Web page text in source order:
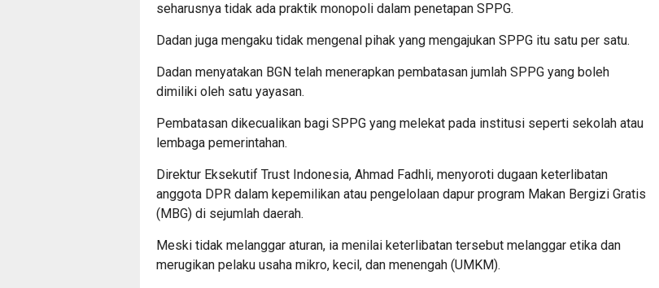
seharusnya tidak ada praktik monopoli dalam penetapan SPPG.
Dadan juga mengaku tidak mengenal pihak yang mengajukan SPPG itu satu per satu.
Dadan menyatakan BGN telah menerapkan pembatasan jumlah SPPG yang boleh
dimiliki oleh satu yayasan.
Pembatasan dikecualikan bagi SPPG yang melekat pada institusi seperti sekolah atau
lembaga pemerintahan.
Direktur Eksekutif Trust Indonesia, Ahmad Fadhli, menyoroti dugaan keterlibatan
anggota DPR dalam kepemilikan atau pengelolaan dapur program Makan Bergizi Gratis
(MBG) di sejumlah daerah.
Meski tidak melanggar aturan, ia menilai keterlibatan tersebut melanggar etika dan
merugikan pelaku usaha mikro, kecil, dan menengah (UMKM).